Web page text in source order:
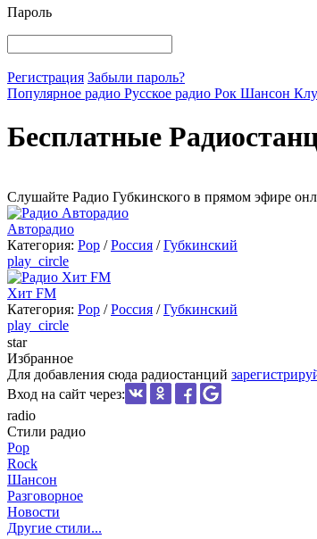
Пароль
Регистрация Забыли пароль?
Популярное радио Русское радио Рок Шансон
Бесплатные
Cлушайте Радио Губкинского в прямом эфире
Авторадио
Категория: Pop /Россия /Губкинский
play_circle
Хит FM
Категория: Pop /Россия /Губкинский
play_circle
star
Избранное
Для добавления сюда радиостанций
Вход на сайт через:
radio
Стили радио
Pop
Rock
Шансон
Разговорное
Новости
Другие стили...